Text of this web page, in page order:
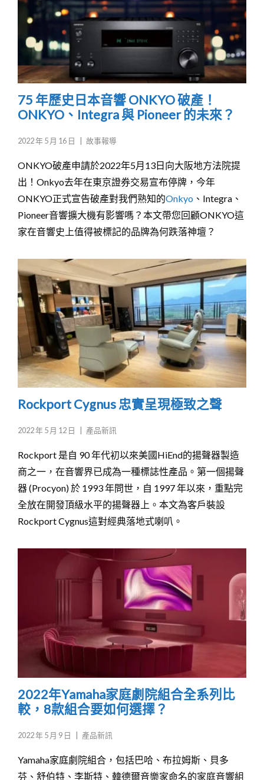
75 年歷史日本音響 ONKYO 破產！
ONKYO、Integra 與 Pioneer 的未來？
2022 年 5 月 16 日 | 故事報導
ONKYO破產申請於2022年5月13日向大阪地方法院提
出！Onkyo去年在東京證券交易宣布停牌，今年
ONKYO正式宣告破產對我們熟知的Onkyo 、Integra、
Pioneer音響擴大機有影響嗎？本文帶您回顧ONKYO這
家在音響史上值得被標記的品牌為何跌落神壇？
Rockport Cygnus 忠實呈現極致之聲
2022 年 5 月 12 日 產品新訊
Rockport 是自 90 年代初以來美國HiEnd的揚聲器製造
商之一，在音響界已成為一種標誌性產品。第一個揚聲
器 (Procyon) 於 1993 年問世，自 1997 年以來，重點完
全放在開發頂級水平的揚聲器上。本文為客戶裝設
Rockport Cygnus這對經典落地式喇叭。
2022年Yamaha家庭劇院組合全系列比
較，8款組合要如何選擇？
2022 年 5 月 9 日 產品新訊
Yamaha家庭劇院組合，包括巴哈、布拉姆斯、貝多
芬、舒伯特、李斯特、韓德爾音樂家命名的家庭音響組